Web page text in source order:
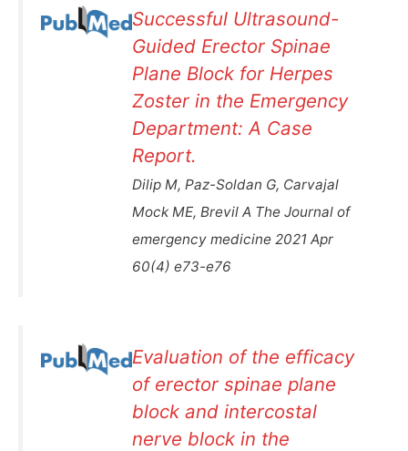
Successful Ultrasound-
Guided Erector Spinae
Plane Block for Herpes
Zoster in the Emergency
Department: A Case
Report.
Dilip M, Paz-Soldan G, Carvajal
Mock ME, Brevil A The Journal of
emergency medicine 2021 Apr
60(4) e73-e76
Evaluation of the efficacy
of erector spinae plane
block and intercostal
nerve block in the